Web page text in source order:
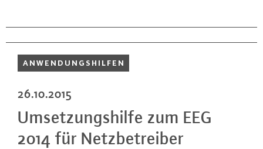
AN­WEN­DUNGS­HIL­FEN
26.10.2015
Um­set­zungs­hil­fe zum EEG
2014 für Netz­be­trei­ber